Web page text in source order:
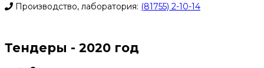
Производство, лаборатория: (81755) 2-10-14
Тендеры - 2020 год